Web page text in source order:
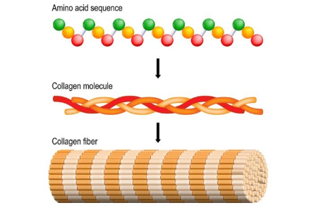
美容やアンチエージングに注目が
集まるⅠ型・Ⅲ型コラーゲン
間接痛や目の衰えが気になる方向
けのサプリメントにⅡ型コラーゲ
ン
コラーゲンを経口摂取しても効果が
ない、というのは間違い！？
コラーゲン特有の匂いを上手くマス
キングしてサプリメント開発が必要